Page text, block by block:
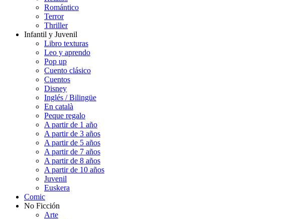
Romántico
Terror
Thriller
Infantil y Juvenil
Libro texturas
Leo y aprendo
Pop up
Cuento clásico
Cuentos
Disney
Inglés / Bilingüe
En català
Peque regalo
A partir de 1 año
A partir de 3 años
A partir de 5 años
A partir de 7 años
A partir de 8 años
A partir de 10 años
Juvenil
Euskera
Comic
No Ficción
Arte